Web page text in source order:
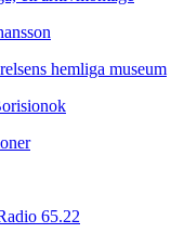
hemliga museum
65.22